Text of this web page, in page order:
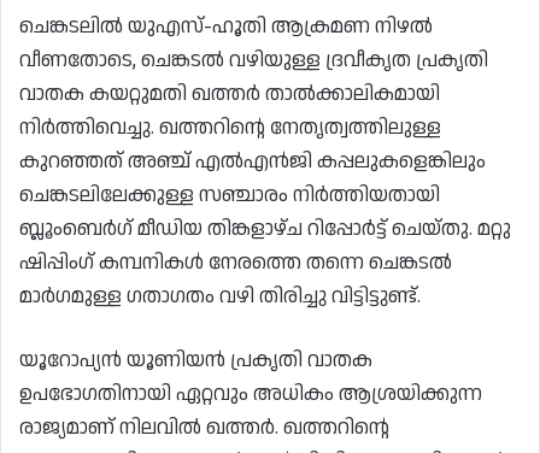
ചെങ്കടലിൽ യുഎസ്-ഹൂതി ആക്രമണ നിഴൽ
വീണതോടെ, ചെങ്കടൽ വഴിയുള്ള ദ്രവീകൃത പ്രകൃതി
വാതക കയറ്റുമതി ഖത്തർ താൽക്കാലികമായി
നിർത്തിവെച്ചു. ഖത്തറിന്റെ നേതൃത്വത്തിലുള്ള
കുറഞ്ഞത് അഞ്ച് എൽഎൻജി കപ്പലുകളെങ്കിലും
ചെങ്കടലിലേക്കുള്ള സഞ്ചാരം നിർത്തിയതായി
ബ്ലൂംബെർഗ് മീഡിയ തിങ്കളാഴ്ച റിപ്പോർട്ട് ചെയ്തു. മറ്റു
ഷിപ്പിംഗ് കമ്പനികൾ നേരത്തെ തന്നെ ചെങ്കടൽ
മാർഗമുള്ള ഗതാഗതം വഴി തിരിച്ചു വിട്ടിട്ടുണ്ട്.
യൂറോപ്യൻ യൂണിയൻ പ്രകൃതി വാതക
ഉപഭോഗതിനായി ഏറ്റവും അധികം ആശ്രയിക്കുന്ന
രാജ്യമാണ് നിലവിൽ ഖത്തർ. ഖത്തറിന്റെ